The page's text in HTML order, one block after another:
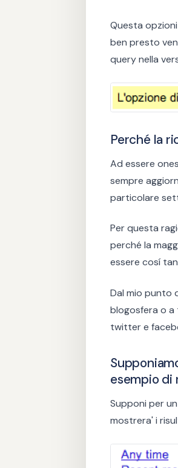
Questa
ben presto
query nella
Perché la
Ad essere
sempre
particolare
Per questa
perché la
essere cosí
Dal mio punto
blogosfera o
twitter e
esempio di
Supponi per
mostrera' i